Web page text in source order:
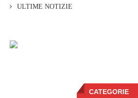
ULTIME NOTIZIE
CATEGORIE